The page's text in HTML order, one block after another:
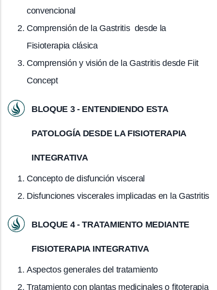
convencional
Comprensión de la Gastritis desde la
Fisioterapia clásica
Comprensión y visión de la Gastritis desde Fiit
Concept
BLOQUE 3 - ENTENDIENDO ESTA
PATOLOGÍA DESDE LA FISIOTERAPIA
INTEGRATIVA
Concepto de disfunción visceral
Disfunciones viscerales implicadas en la Gastritis
BLOQUE 4 - TRATAMIENTO MEDIANTE
FISIOTERAPIA INTEGRATIVA
Aspectos generales del tratamiento
Tratamiento con plantas medicinales o fitoterapia